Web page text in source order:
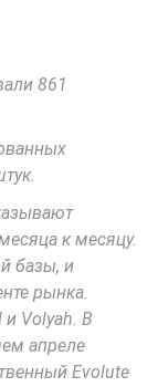
861
к месяцу.
базы, и
рынка.
и Volyah. В
апреле
Evolute